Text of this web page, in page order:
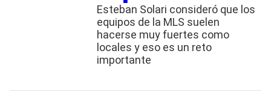
Esteban Solari consideró que los
equipos de la MLS suelen
hacerse muy fuertes como
locales y eso es un reto
importante